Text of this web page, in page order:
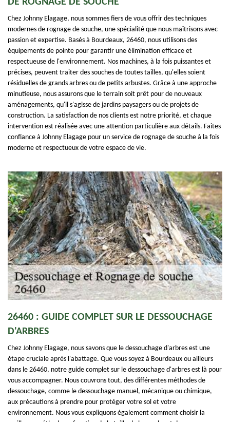
DE ROGNAGE DE SOUCHE
Chez Johnny Elagage, nous sommes fiers de vous offrir des techniques
modernes de rognage de souche, une spécialité que nous maîtrisons avec
passion et expertise. Basés à Bourdeaux, 26460, nous utilisons des
équipements de pointe pour garantir une élimination efficace et
respectueuse de l'environnement. Nos machines, à la fois puissantes et
précises, peuvent traiter des souches de toutes tailles, qu'elles soient
résiduelles de grands arbres ou de petits arbustes. Grâce à une approche
minutieuse, nous assurons que le terrain soit prêt pour de nouveaux
aménagements, qu'il s'agisse de jardins paysagers ou de projets de
construction. La satisfaction de nos clients est notre priorité, et chaque
intervention est réalisée avec une attention particulière aux détails. Faites
confiance à Johnny Elagage pour un service de rognage de souche à la fois
moderne et respectueux de votre espace de vie.
26460 : GUIDE COMPLET SUR LE DESSOUCHAGE
D'ARBRES
Chez Johnny Elagage, nous savons que le dessouchage d'arbres est une
étape cruciale après l'abattage. Que vous soyez à Bourdeaux ou ailleurs
dans le 26460, notre guide complet sur le dessouchage d'arbres est là pour
vous accompagner. Nous couvrons tout, des différentes méthodes de
dessouchage, comme le dessouchage manuel, mécanique ou chimique,
aux précautions à prendre pour protéger votre sol et votre
environnement. Nous vous expliquons également comment choisir la